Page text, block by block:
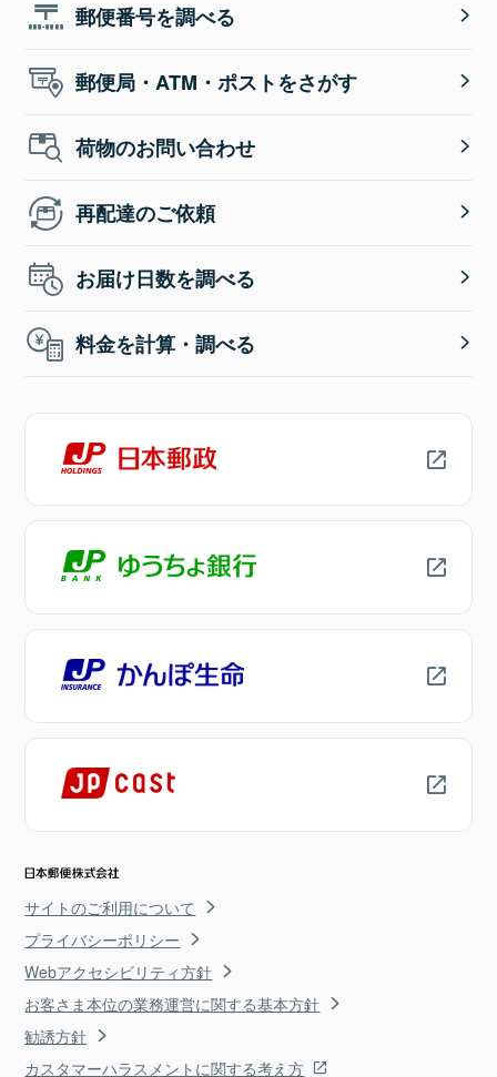
郵便番号を調べる
郵便局・ATM・ポストをさがす
荷物のお問い合わせ
再配達のご依頼
お届け日数を調べる
料金を計算・調べる
サイトのご利用について
プライバシーポリシー
Webアクセシビリティ方針
お客さま本位の業務運営に関する基本方針
勧誘方針
カスタマーハラスメントに関する考え方